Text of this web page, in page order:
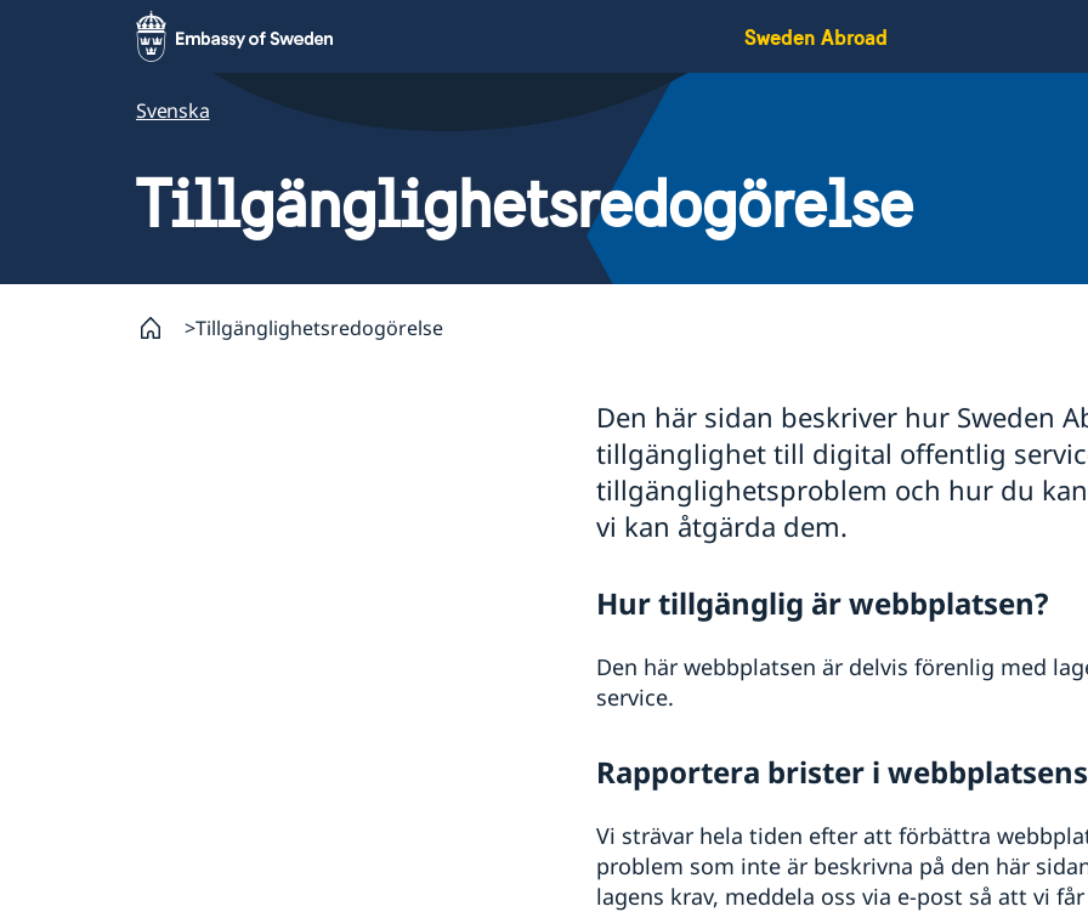
Sweden Abroad
Svenska
Tillgänglighetsredogörelse
Tillgänglighetsredogörelse
Den här sidan beskriver hur Sweden
tillgänglighet till digital offentlig
tillgänglighetsproblem och hur du
vi kan åtgärda dem.
Hur tillgänglig är webbplatsen?
Den här webbplatsen är delvis förenlig med
service.
Rapportera brister i
Vi strävar hela tiden efter att förbättra
problem som inte är beskrivna på den här
lagens krav, meddela oss via e-post så att vi